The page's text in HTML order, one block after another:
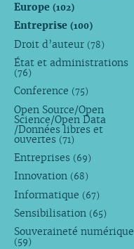
Europe (102)
Entreprise (100)
Droit d’auteur (78)
État et administrations
(76)
Conference (75)
Open Source/Open
Science/Open Data
/Données libres et
ouvertes (71)
Entreprises (69)
Innovation (68)
Informatique (67)
Sensibilisation (65)
Souveraineté numérique
(59)